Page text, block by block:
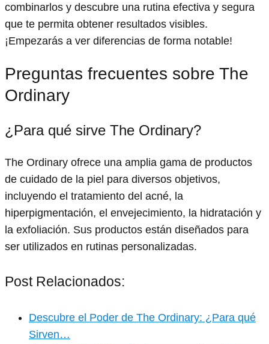
combinarlos y descubre una rutina efectiva y segura
que te permita obtener resultados visibles.
¡Empezarás a ver diferencias de forma notable!
Preguntas frecuentes sobre The
Ordinary
¿Para qué sirve The Ordinary?
The Ordinary ofrece una amplia gama de productos
de cuidado de la piel para diversos objetivos,
incluyendo el tratamiento del acné, la
hiperpigmentación, el envejecimiento, la hidratación y
la exfoliación. Sus productos están diseñados para
ser utilizados en rutinas personalizadas.
Post Relacionados:
Descubre el Poder de The Ordinary: ¿Para qué
Sirven…